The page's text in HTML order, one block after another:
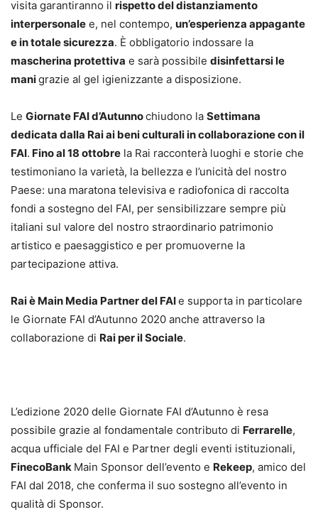
visita garantiranno il rispetto del distanziamento
interpersonale e, nel contempo, un’esperienza appagante
e in totale sicurezza. È obbligatorio indossare la
mascherina protettiva e sarà possibile disinfettarsi le
manigrazie al gel igienizzante a disposizione.
Le Giornate FAI d’Autunnochiudono la Settimana
dedicata dalla Rai ai beni culturali in collaborazione con il
FAI. Fino al 18 ottobre la Rai racconterà luoghi e storie che
testimoniano la varietà, la bellezza e l’unicità del nostro
Paese: una maratona televisiva e radiofonica di raccolta
fondi a sostegno del FAI, per sensibilizzare sempre più
italiani sul valore del nostro straordinario patrimonio
artistico e paesaggistico e per promuoverne la
partecipazione attiva.
Rai è Main Media Partner del FAIe supporta in particolare
le Giornate FAI d’Autunno 2020 anche attraverso la
collaborazione di Rai per il Sociale.
L’edizione 2020 delle Giornate FAI d’Autunno è resa
possibile grazie al fondamentale contributo di Ferrarelle,
acqua ufficiale del FAI e Partner degli eventi istituzionali,
FinecoBank Main Sponsor dell’evento e Rekeep, amico del
FAI dal 2018, che conferma il suo sostegno all’evento in
qualità di Sponsor.